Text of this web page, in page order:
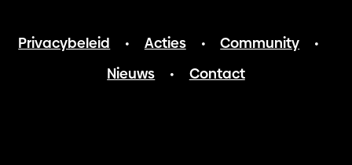
Privacybeleid • Acties • Community •
Nieuws • Contact